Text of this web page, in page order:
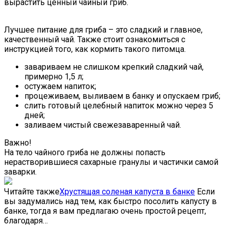
вырастить ценный чайный гриб.
Лучшее питание для гриба – это сладкий и главное,
качественный чай. Также стоит ознакомиться с
инструкцией того, как кормить такого питомца.
завариваем не слишком крепкий сладкий чай,
примерно 1,5 л;
остужаем напиток;
процеживаем, выливаем в банку и опускаем гриб;
слить готовый целебный напиток можно через 5
дней;
заливаем чистый свежезаваренный чай.
Важно!
На тело чайного гриба не должны попасть
нерастворившиеся сахарные гранулы и частички самой
заварки.
Читайте такжеХрустящая соленая капуста в банке Если
вы задумались над тем, как быстро посолить капусту в
банке, тогда я вам предлагаю очень простой рецепт,
благодаря…